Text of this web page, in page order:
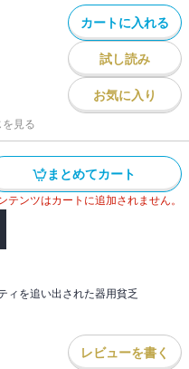
カートに入れる
試し読み
お気に入り
見る
まとめてカート
ンツはカートに追加されません。
ィを追い出された器用貧乏
レビューを書く